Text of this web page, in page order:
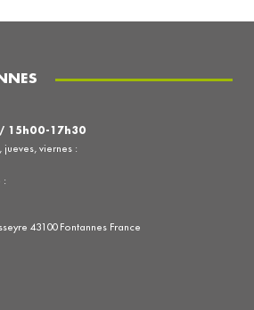
43100 Fontannes France
15h00-17h30
viernes :
: